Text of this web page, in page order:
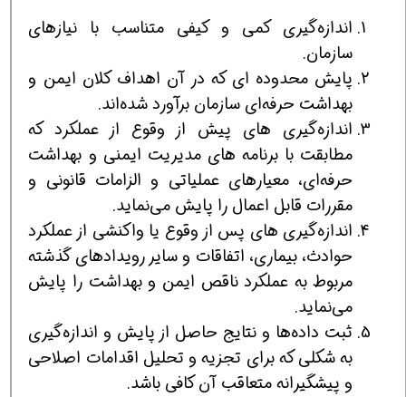
اندازه‌گیری کمی و کیفی متناسب با نیازهای
سازمان.
پایش محدوده‌ ای که در آن اهداف کلان ایمن و
بهداشت حرفه‌ای سازمان برآورد شده‌اند.
اندازه‌گیری‌ های پیش از وقوع از عملکرد که
مطابقت با برنامه‌ های مدیریت ایمنی و بهداشت
حرفه‌ای، معیارهای ‌عملیاتی و الزامات قانونی و
مقررات قابل اعمال را پایش می‌نماید.
اندازه‌گیری های پس از وقوع یا واکنشی از عملکرد
حوادث، بیماری، اتفاقات و سایر رویدادهای گذشته
مربوط به عملکرد ناقص ایمن و بهداشت را پایش
می‌نماید.
ثبت داده‌ها و نتایج حاصل از پایش و اندازه‌گیری
به شکلی که برای تجزیه و تحلیل اقدامات اصلاحی
و پیشگیرانه متعاقب آن کافی باشد.